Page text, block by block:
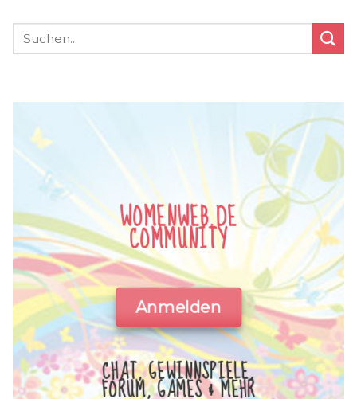
WOMENWEB.DE
COMMUNITY
Anmelden
CHAT, GEWINNSPIELE,
FORUM, GAMES & MEHR